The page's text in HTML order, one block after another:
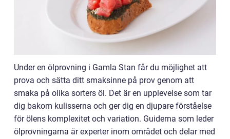
Under en ölprovning i Gamla Stan får du möjlighet att
prova och sätta ditt smaksinne på prov genom att
smaka på olika sorters öl. Det är en upplevelse som tar
dig bakom kulisserna och ger dig en djupare förståelse
för ölens komplexitet och variation. Guiderna som leder
ölprovningarna är experter inom området och delar med